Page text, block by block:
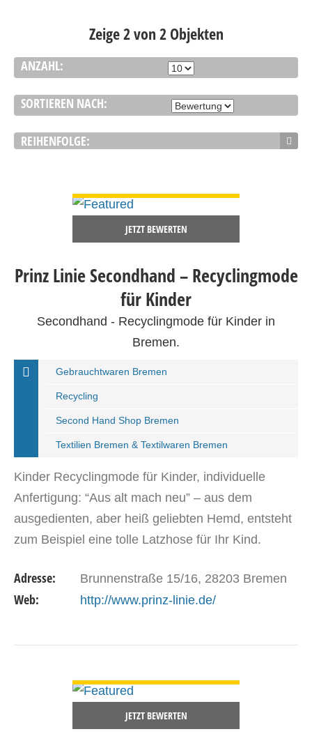
Zeige 2 von 2 Objekten
ANZAHL:
SORTIEREN NACH:
REIHENFOLGE:
JETZT BEWERTEN
Prinz Linie Secondhand – Recyclingmode
für Kinder
Secondhand - Recyclingmode für Kinder in
Bremen.
Gebrauchtwaren Bremen
Recycling
Second Hand Shop Bremen
Textilien Bremen & Textilwaren Bremen
Kinder Recyclingmode für Kinder, individuelle
Anfertigung: “Aus alt mach neu” – aus dem
ausgedienten, aber heiß geliebten Hemd, entsteht
zum Beispiel eine tolle Latzhose für Ihr Kind.
Adresse: Brunnenstraße 15/16, 28203 Bremen
Web: http://www.prinz-linie.de/
JETZT BEWERTEN